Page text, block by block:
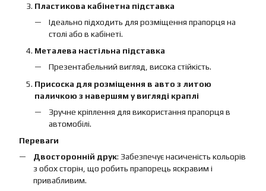
Пластикова кабінетна підставка
Ідеально підходить для розміщення прапорця на
столі або в кабінеті.
Металева настільна підставка
Презентабельний вигляд, висока стійкість.
Присоска для розміщення в авто з литою
паличкою з навершям у вигляді краплі
Зручне кріплення для використання прапорця в
автомобілі.
Переваги
Двосторонній друк: Забезпечує насиченість кольорів
з обох сторін, що робить прапорець яскравим і
привабливим.